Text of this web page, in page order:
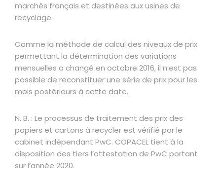
marchés français et destinées aux usines de
recyclage.
Comme la méthode de calcul des niveaux de prix
permettant la détermination des variations
mensuelles a changé en octobre 2016, il n’est pas
possible de reconstituer une série de prix pour les
mois postérieurs à cette date.
N. B. : Le processus de traitement des prix des
papiers et cartons à recycler est vérifié par le
cabinet indépendant PwC. COPACEL tient à la
disposition des tiers l’attestation de PwC portant
sur l’année 2020.